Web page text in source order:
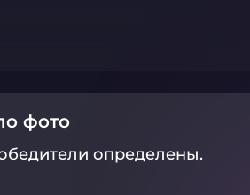
фото
определены.